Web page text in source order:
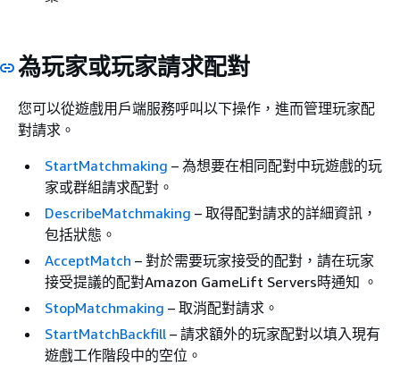
為玩家或玩家請求配對
您可以從遊戲用戶端服務呼叫以下操作，進而管理玩家配
對請求。
StartMatchmaking – 為想要在相同配對中玩遊戲的玩
家或群組請求配對。
DescribeMatchmaking – 取得配對請求的詳細資訊，
包括狀態。
AcceptMatch – 對於需要玩家接受的配對，請在玩家
接受提議的配對Amazon GameLift Servers時通知 。
StopMatchmaking – 取消配對請求。
StartMatchBackfill – 請求額外的玩家配對以填入現有
遊戲工作階段中的空位。